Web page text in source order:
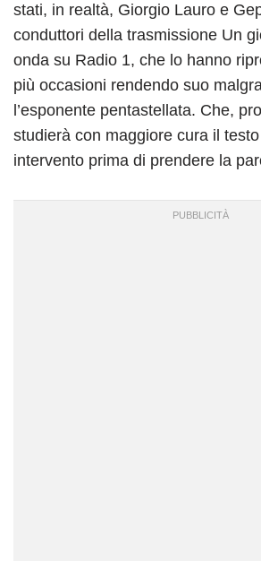
stati, in realtà, Giorgio Lauro e
conduttori della trasmissione Un
onda su Radio 1, che lo hanno
più occasioni rendendo suo
l’esponente pentastellata. Che,
studierà con maggiore cura il
intervento prima di prendere la